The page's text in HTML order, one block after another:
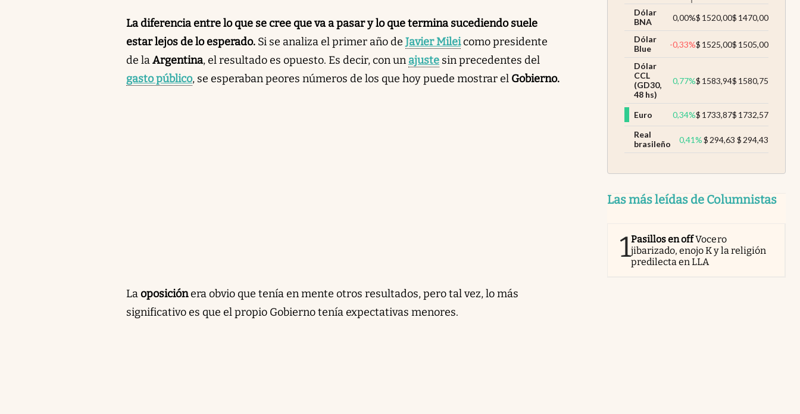
La diferencia entre lo que se cree que va a pasar y lo que termina sucediendo suele
estar lejos de lo esperado. Si se analiza el primer año de Javier Mileicomo presidente
de laArgentina, el resultado es opuesto. Es decir, con un ajuste sin precedentes del
gasto público, se esperaban peores números de los que hoy puede mostrar el Gobierno.
Laoposiciónera obvio que tenía en mente otros resultados, pero tal vez, lo más
significativo es que el propio Gobierno tenía expectativas menores.
Dólar
BNA
0,00%$ 1520,00$ 1470,00
Dólar
Blue
-0,33%$ 1525,00$ 1505,00
Dólar
CCL
(GD30,
48 hs)
0,77%$ 1583,94$ 1580,75
Euro 0,34%$ 1733,87$ 1732,57
Real
brasileño
0,41%$ 294,63 $ 294,43
Las más leídas de Columnistas
1Pasillos en offVocero
jibarizado, enojo K y la religión
predilecta en LLA